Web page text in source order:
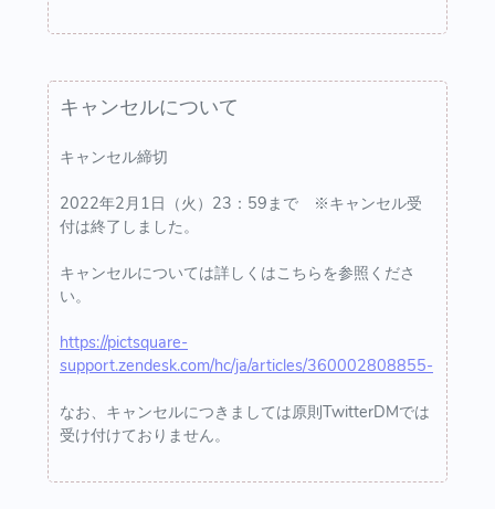
キャンセルについて
キャンセル締切
2022年2月1日（火）23：59まで ※キャンセル受
付は終了しました。
キャンセルについては詳しくはこちらを参照くださ
い。
https://pictsquare-
support.zendesk.com/hc/ja/articles/360002808855-
なお、キャンセルにつきましては原則TwitterDMでは
受け付けておりません。